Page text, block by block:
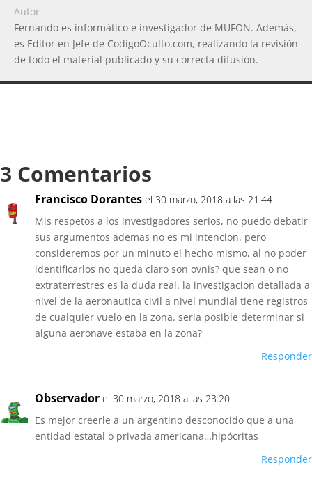
Autor
Fernando es informático e investigador de MUFON. Además,
es Editor en Jefe de CodigoOculto.com, realizando la revisión
de todo el material publicado y su correcta difusión.
3 Comentarios
Francisco Dorantes el 30 marzo, 2018 a las 21:44
Mis respetos a los investigadores serios, no puedo debatir
sus argumentos ademas no es mi intencion. pero
consideremos por un minuto el hecho mismo, al no poder
identificarlos no queda claro son ovnis? que sean o no
extraterrestres es la duda real. la investigacion detallada a
nivel de la aeronautica civil a nivel mundial tiene registros
de cualquier vuelo en la zona. seria posible determinar si
alguna aeronave estaba en la zona?
Responder
Observador el 30 marzo, 2018 a las 23:20
Es mejor creerle a un argentino desconocido que a una
entidad estatal o privada americana…hipócritas
Responder